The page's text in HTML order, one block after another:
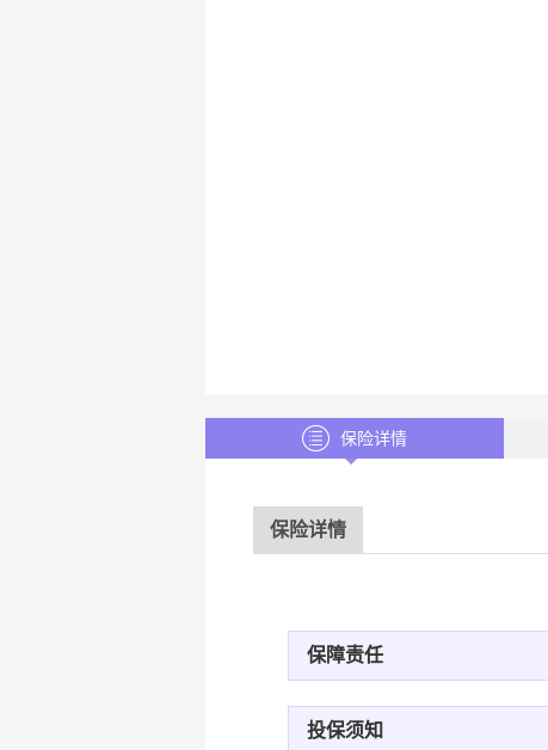
保险详情
保险详情
保障责任
投保须知